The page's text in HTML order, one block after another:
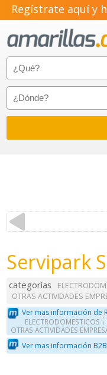
Regístrate aquí y
Servipark
categorías
OTRAS ACTIVIDADES
Ver mas información de
ELECTRODOMESTICOS
OTRAS ACTIVIDADES
Ver mas información